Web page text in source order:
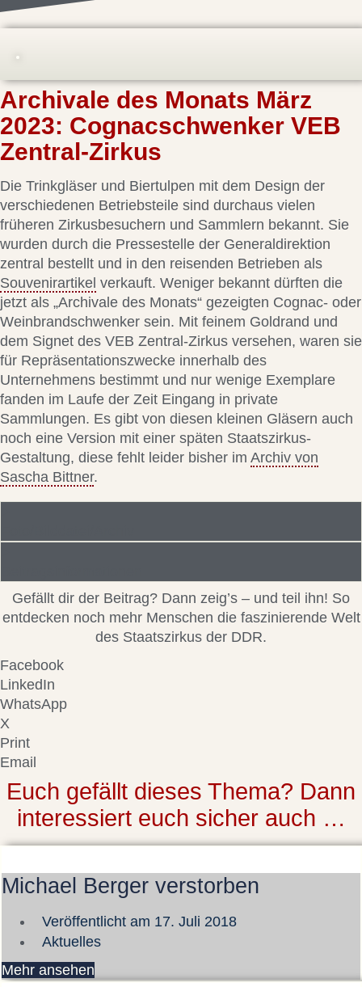
Archivale des Monats März
2023: Cognacschwenker VEB
Zentral-Zirkus
Die Trinkgläser und Biertulpen mit dem Design der
verschiedenen Betriebsteile sind durchaus vielen
früheren Zirkusbesuchern und Sammlern bekannt. Sie
wurden durch die Pressestelle der Generaldirektion
zentral bestellt und in den reisenden Betrieben als
Souvenirartikel verkauft. Weniger bekannt dürften die
jetzt als „Archivale des Monats“ gezeigten Cognac- oder
Weinbrandschwenker sein. Mit feinem Goldrand und
dem Signet des VEB Zentral-Zirkus versehen, waren sie
für Repräsentationszwecke innerhalb des
Unternehmens bestimmt und nur wenige Exemplare
fanden im Laufe der Zeit Eingang in private
Sammlungen. Es gibt von diesen kleinen Gläsern auch
noch eine Version mit einer späten Staatszirkus-
Gestaltung, diese fehlt leider bisher im Archiv von
Sascha Bittner.
Gefällt dir der Beitrag? Dann zeig’s – und teil ihn! So
entdecken noch mehr Menschen die faszinierende Welt
des Staatszirkus der DDR.
Facebook
LinkedIn
WhatsApp
X
Print
Email
Euch gefällt dieses Thema? Dann
interessiert euch sicher auch …
Michael Berger verstorben
Veröffentlicht am 17. Juli 2018
Aktuelles
Mehr ansehen